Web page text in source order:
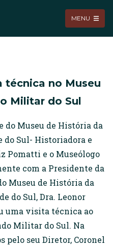
MENU
técnica no Museu
Militar do Sul
do Museu de História da
do Sul- Historiadora e
Pomatti e o Museólogo
com a Presidente da
Museu de História da
do Sul, Dra. Leonor
uma visita técnica ao
Militar do Sul. Na
seu Diretor, Coronel